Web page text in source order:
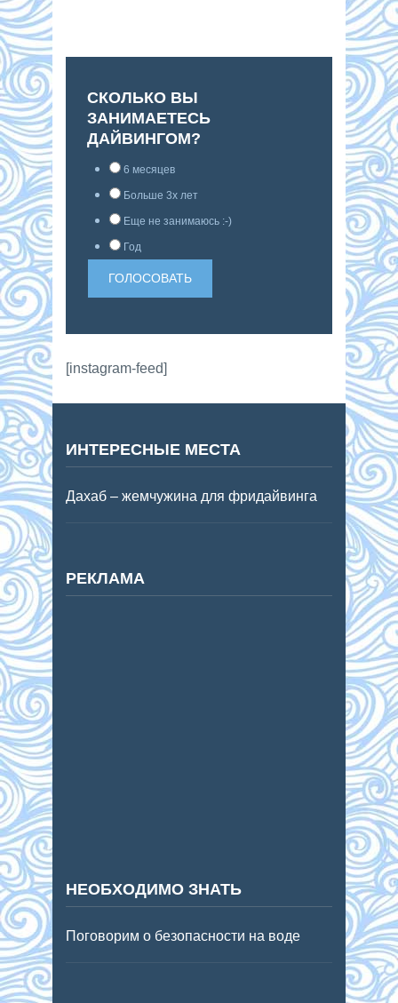
СКОЛЬКО ВЫ
ЗАНИМАЕТЕСЬ
ДАЙВИНГОМ?
6 месяцев
Больше 3х лет
Еще не занимаюсь :-)
Год
[instagram-feed]
ИНТЕРЕСНЫЕ МЕСТА
Дахаб – жемчужина для фридайвинга
РЕКЛАМА
НЕОБХОДИМО ЗНАТЬ
Поговорим о безопасности на воде